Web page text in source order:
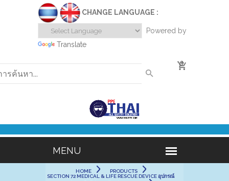
CHANGE LANGUAGE :
Powered by
Translate
0
HOME
PRODUCTS
SECTION 72 MEDICAL & LIFE RESCUE DEVICE อุปกรณ์